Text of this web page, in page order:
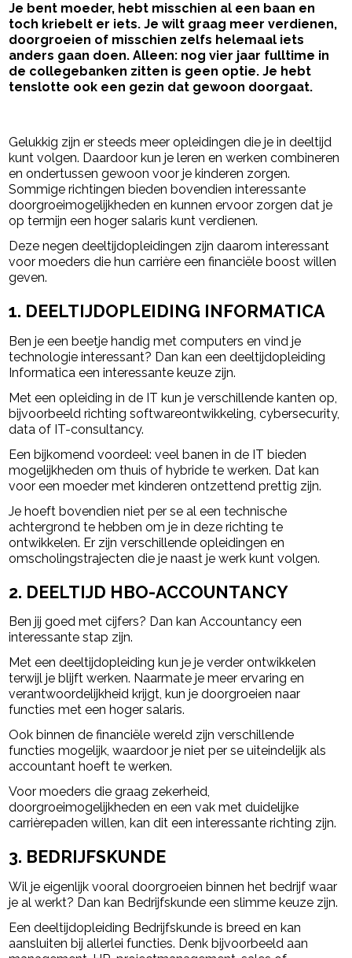
Je bent moeder, hebt misschien al een baan en
toch kriebelt er iets. Je wilt graag meer verdienen,
doorgroeien of misschien zelfs helemaal iets
anders gaan doen. Alleen: nog vier jaar fulltime in
de collegebanken zitten is geen optie. Je hebt
tenslotte ook een gezin dat gewoon doorgaat.
Gelukkig zijn er steeds meer opleidingen die je in deeltijd
kunt volgen. Daardoor kun je leren en werken combineren
en ondertussen gewoon voor je kinderen zorgen.
Sommige richtingen bieden bovendien interessante
doorgroeimogelijkheden en kunnen ervoor zorgen dat je
op termijn een hoger salaris kunt verdienen.
Deze negen deeltijdopleidingen zijn daarom interessant
voor moeders die hun carrière een financiële boost willen
geven.
1. DEELTIJDOPLEIDING INFORMATICA
Ben je een beetje handig met computers en vind je
technologie interessant? Dan kan een deeltijdopleiding
Informatica een interessante keuze zijn.
Met een opleiding in de IT kun je verschillende kanten op,
bijvoorbeeld richting softwareontwikkeling, cybersecurity,
data of IT-consultancy.
Een bijkomend voordeel: veel banen in de IT bieden
mogelijkheden om thuis of hybride te werken. Dat kan
voor een moeder met kinderen ontzettend prettig zijn.
Je hoeft bovendien niet per se al een technische
achtergrond te hebben om je in deze richting te
ontwikkelen. Er zijn verschillende opleidingen en
omscholingstrajecten die je naast je werk kunt volgen.
2. DEELTIJD HBO-ACCOUNTANCY
Ben jij goed met cijfers? Dan kan Accountancy een
interessante stap zijn.
Met een deeltijdopleiding kun je je verder ontwikkelen
terwijl je blijft werken. Naarmate je meer ervaring en
verantwoordelijkheid krijgt, kun je doorgroeien naar
functies met een hoger salaris.
Ook binnen de financiële wereld zijn verschillende
functies mogelijk, waardoor je niet per se uiteindelijk als
accountant hoeft te werken.
Voor moeders die graag zekerheid,
doorgroeimogelijkheden en een vak met duidelijke
carrièrepaden willen, kan dit een interessante richting zijn.
3. BEDRIJFSKUNDE
Wil je eigenlijk vooral doorgroeien binnen het bedrijf waar
je al werkt? Dan kan Bedrijfskunde een slimme keuze zijn.
Een deeltijdopleiding Bedrijfskunde is breed en kan
aansluiten bij allerlei functies. Denk bijvoorbeeld aan